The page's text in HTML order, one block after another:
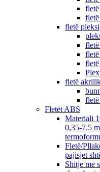
fletë
fletë
Fletët ABS
Materiali
0,35-7,5
Fletë/
pajisjet
Shitje me